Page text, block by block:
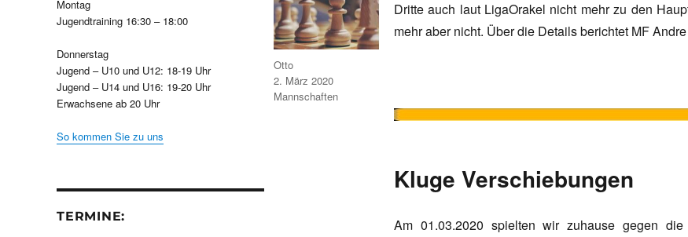
Dritte auch laut LigaOrakel nicht mehr zu den
mehr aber nicht. Über die Details berichtet MF
Kluge Verschiebungen
Am 01.03.2020 spielten wir zuhause gegen
Autor
Otto
Veröffentlicht
am
2. März 2020
Kategorien
Mannschaften
Montag
Jugendtraining 16:30 – 18:00
Donnerstag
Jugend – U10 und U12: 18-19 Uhr
Jugend – U14 und U16: 19-20 Uhr
Erwachsene ab 20 Uhr
So kommen Sie zu uns
TERMINE: